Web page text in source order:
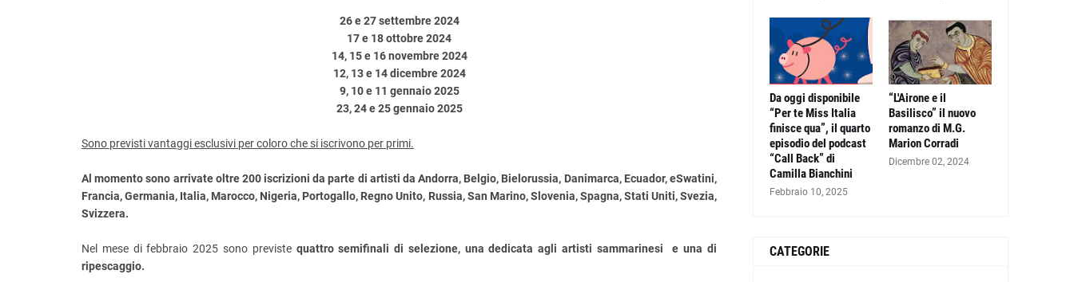
26 e 27 settembre 2024
17 e 18 ottobre 2024
14, 15 e 16 novembre 2024
12, 13 e 14 dicembre 2024
9, 10 e 11 gennaio 2025
23, 24 e 25 gennaio 2025
Sono previsti vantaggi esclusivi per coloro che si iscrivono per primi.
Al momento sono arrivate oltre 200 iscrizioni da parte di artisti da Andorra, Belgio, Bielorussia, Danimarca, Ecuador, eSwatini,
Francia, Germania, Italia, Marocco, Nigeria, Portogallo, Regno Unito, Russia, San Marino, Slovenia, Spagna, Stati Uniti, Svezia,
Svizzera.
Nel mese di febbraio 2025 sono previste quattro semifinali di selezione, una dedicata agli artisti sammarinesi
e una di
ripescaggio.
Da oggi disponibile
“Per te Miss Italia
finisce qua”, il quarto
episodio del podcast
“Call Back” di
Camilla Bianchini
Febbraio 10, 2025
“L'Airone e il
Basilisco” il nuovo
romanzo di M.G.
Marion Corradi
Dicembre 02, 2024
CATEGORIE